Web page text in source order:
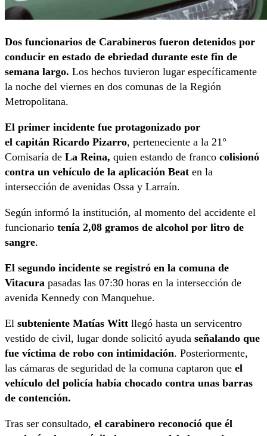
Dos funcionarios de Carabineros fueron detenidos por
conducir en estado de ebriedad durante este fin de
semana largo. Los hechos tuvieron lugar específicamente
la noche del viernes en dos comunas de la Región
Metropolitana.
El primer incidente fue protagonizado por
el capitán Ricardo Pizarro, perteneciente a la 21°
Comisaría de La Reina, quien estando de franco colisionó
contra un vehículo de la aplicación Beat en la
intersección de avenidas Ossa y Larraín.
Según informó la institución, al momento del accidente el
funcionario tenía 2,08 gramos de alcohol por litro de
sangre.
El segundo incidente se registró en la comuna de
Vitacura pasadas las 07:30 horas en la intersección de
avenida Kennedy con Manquehue.
El subteniente Matías Witt llegó hasta un servicentro
vestido de civil, lugar donde solicitó ayuda señalando que
fue víctima de robo con intimidación. Posteriormente,
las cámaras de seguridad de la comuna captaron que el
vehículo del policía había chocado contra unas barras
de contención.
Tras ser consultado, el carabinero reconoció que él